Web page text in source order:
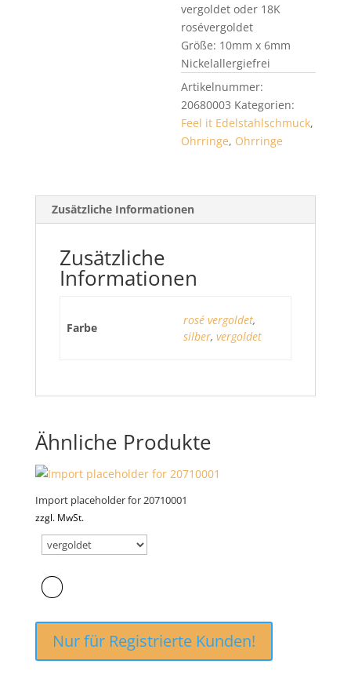
vergoldet oder 18K
rosévergoldet
Größe: 10mm x 6mm
Nickelallergiefrei
Artikelnummer:
20680003 Kategorien:
Feel it Edelstahlschmuck,
Ohrringe, Ohrringe
Zusätzliche Informationen
Zusätzliche
Informationen
Farbe
rosé vergoldet,
silber, vergoldet
Ähnliche Produkte
Import placeholder for 20710001
zzgl. MwSt.
Nur für Registrierte Kunden!